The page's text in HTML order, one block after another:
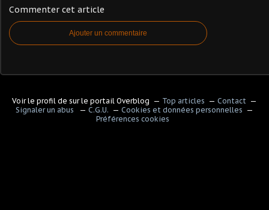
Commenter cet article
Ajouter un commentaire
Voir le profil de sur le portail Overblog Top articles
Contact
Signaler un abus
C.G.U.
Cookies et données personnelles
Préférences cookies